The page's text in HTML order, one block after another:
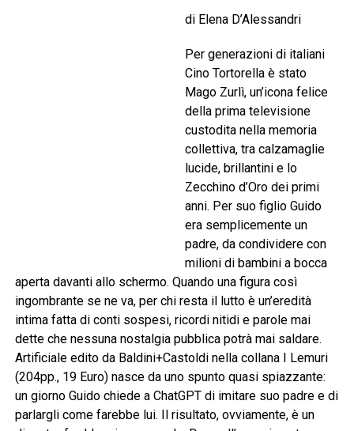
di Elena D’Alessandri
Per generazioni di italiani
Cino Tortorella è stato
Mago Zurlì, un’icona felice
della prima televisione
custodita nella memoria
collettiva, tra calzamaglie
lucide, brillantini e lo
Zecchino d’Oro dei primi
anni. Per suo figlio Guido
era semplicemente un
padre, da condividere con
milioni di bambini a bocca
aperta davanti allo schermo. Quando una figura così
ingombrante se ne va, per chi resta il lutto è un’eredità
intima fatta di conti sospesi, ricordi nitidi e parole mai
dette che nessuna nostalgia pubblica potrà mai saldare.
Artificiale edito da Baldini+Castoldi nella collana I Lemuri
(204pp., 19 Euro) nasce da uno spunto quasi spiazzante:
un giorno Guido chiede a ChatGPT di imitare suo padre e di
parlargli come farebbe lui. Il risultato, ovviamente, è un